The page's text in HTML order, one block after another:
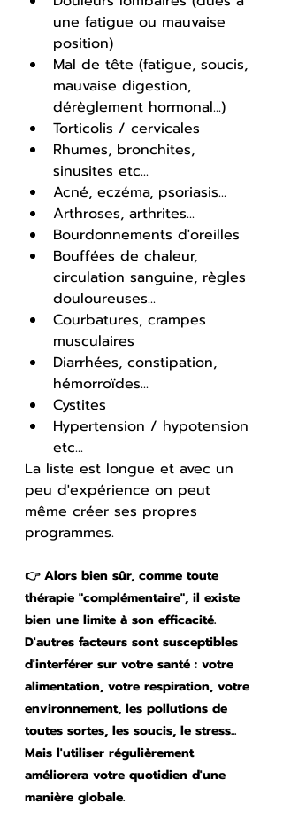
une fatigue ou mauvaise
position)
Mal de tête (fatigue, soucis,
mauvaise digestion,
dérèglement hormonal...)
Torticolis / cervicales
Rhumes, bronchites,
sinusites etc...
Acné, eczéma, psoriasis...
Arthroses, arthrites...
Bourdonnements d'oreilles
Bouffées de chaleur,
circulation sanguine, règles
douloureuses...
Courbatures, crampes
musculaires
Diarrhées, constipation,
hémorroïdes...
Cystites
Hypertension / hypotension
etc...
La liste est longue et avec un
peu d'expérience on peut
même créer ses propres
programmes.
👉 Alors bien sûr, comme toute
thérapie "complémentaire", il existe
bien une limite à son efficacité.
D'autres facteurs sont susceptibles
d'interférer sur votre santé : votre
alimentation, votre respiration, votre
environnement, les pollutions de
toutes sortes, les soucis, le stress...
Mais l'utiliser régulièrement
améliorera votre quotidien d'une
manière globale.